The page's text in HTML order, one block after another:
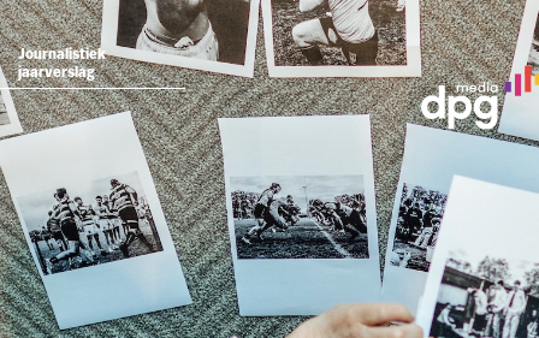
Journalistiek
jaarverslag